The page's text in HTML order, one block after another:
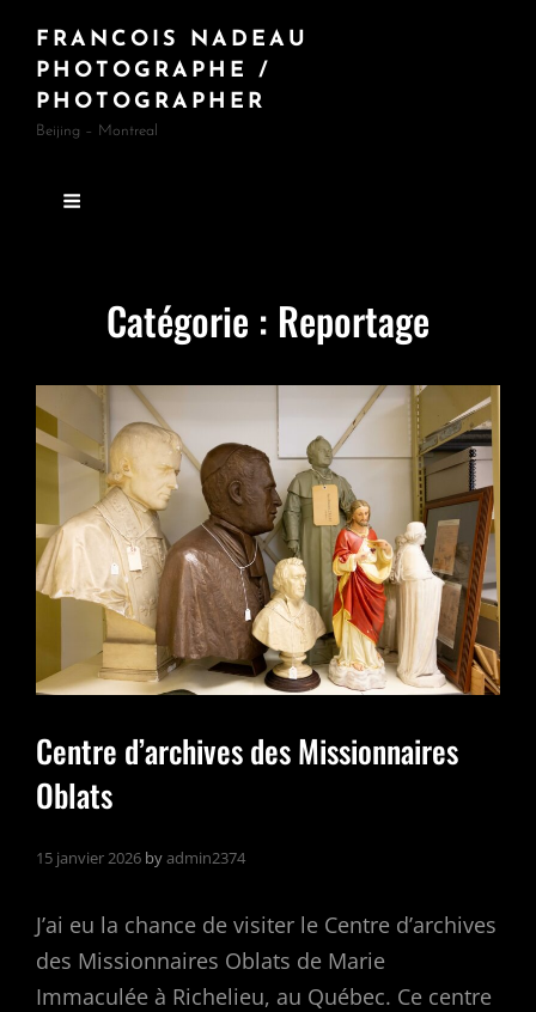
FRANCOIS NADEAU
PHOTOGRAPHE /
PHOTOGRAPHER
Beijing – Montreal
Catégorie : Reportage
Centre d’archives des Missionnaires
Oblats
15 janvier 2026 byadmin2374
J’ai eu la chance de visiter le Centre d’archives
des Missionnaires Oblats de Marie
Immaculée à Richelieu, au Québec. Ce centre